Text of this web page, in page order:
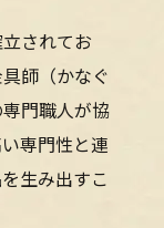
されてお
師（かなぐ
門職人が協
専門性と連
生み出すこ